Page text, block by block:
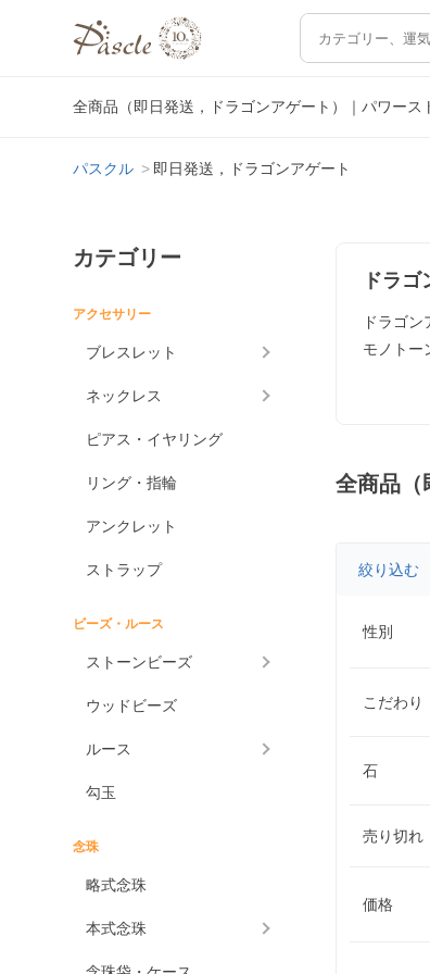
全商品（即日発送，ドラゴンアゲート）｜パワー
パスクル 即日発送，ドラゴンアゲート
カテゴリー
アクセサリー
ブレスレット
ネックレス
ピアス・イヤリング
リング・指輪
アンクレット
ストラップ
ビーズ・ルース
ストーンビーズ
ウッドビーズ
ルース
勾玉
念珠
略式念珠
本式念珠
ドラ
ドラゴ
モノトー
全商品（
絞り込む
性別
こだわり
石
売り切れ
価格